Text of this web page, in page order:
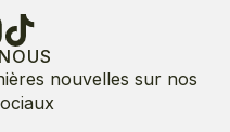
nouvelles sur nos